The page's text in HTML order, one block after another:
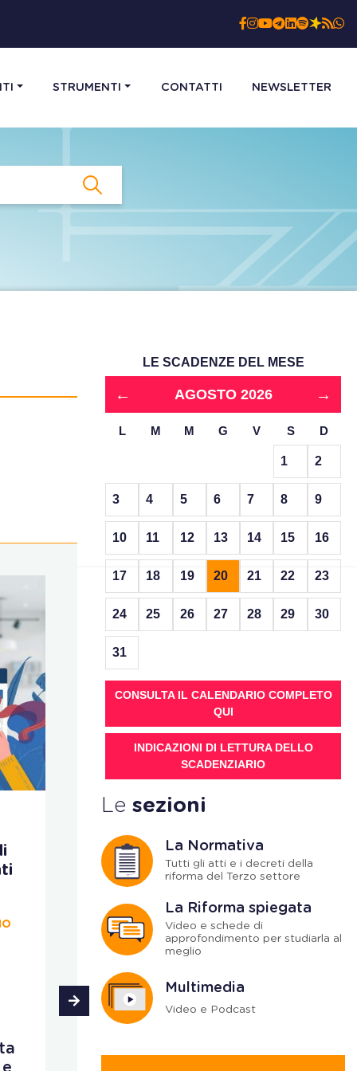
STRUMENTI CONTATTI NEWSLETTER
Social bonus, via
libera alle spese di
funzionamento
CHIARA MEOLI, 22 LUGLIO
2026
Secondo la nota
ministeriale il
LE SCADENZE DEL MESE
← AGOSTO 2026 →
L M M G V S D
1 2
3 4 5 6 7 8 9
10 11 12 13 14 15 16
17 18 19 20 21 22 23
24 25 26 27 28 29 30
31
CONSULTA IL CALENDARIO COMPLETO
QUI
INDICAZIONI DI LETTURA DELLO
SCADENZIARIO
Le sezioni
La Normativa
Tutti gli atti e i decreti della
riforma del Terzo settore
La Riforma spiegata
Video e schede di
approfondimento per studiarla al
meglio
Multimedia
Video e Podcast